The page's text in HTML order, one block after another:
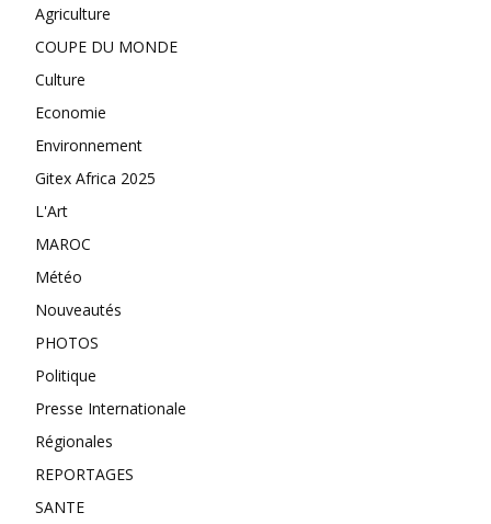
Agriculture
COUPE DU MONDE
Culture
Economie
Environnement
Gitex Africa 2025
L'Art
MAROC
Météo
Nouveautés
PHOTOS
Politique
Presse Internationale
Régionales
REPORTAGES
SANTE